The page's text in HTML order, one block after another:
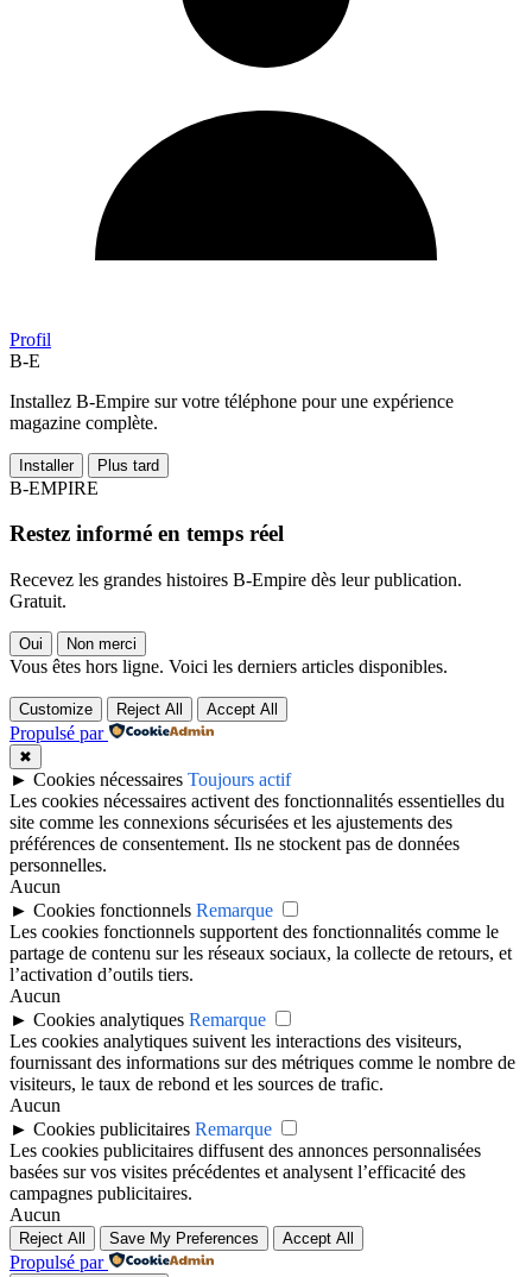
Profil
B-E
Installez B-Empire sur votre téléphone pour une expérience
magazine complète.
Installer Plus tard
B-EMPIRE
Restez informé en temps réel
Recevez les grandes histoires B-Empire dès leur publication.
Gratuit.
Oui Non merci
Vous êtes hors ligne. Voici les derniers articles disponibles.
Customize Reject All Accept All
Propulsé par
✖
► Cookies nécessaires Toujours actif
Les cookies nécessaires activent des fonctionnalités essentielles du
site comme les connexions sécurisées et les ajustements des
préférences de consentement. Ils ne stockent pas de données
personnelles.
Aucun
► Cookies fonctionnels Remarque
Les cookies fonctionnels supportent des fonctionnalités comme le
partage de contenu sur les réseaux sociaux, la collecte de retours, et
l’activation d’outils tiers.
Aucun
► Cookies analytiques Remarque
Les cookies analytiques suivent les interactions des visiteurs,
fournissant des informations sur des métriques comme le nombre de
visiteurs, le taux de rebond et les sources de trafic.
Aucun
► Cookies publicitaires Remarque
Les cookies publicitaires diffusent des annonces personnalisées
basées sur vos visites précédentes et analysent l’efficacité des
campagnes publicitaires.
Aucun
Reject All Save My Preferences Accept All
Propulsé par